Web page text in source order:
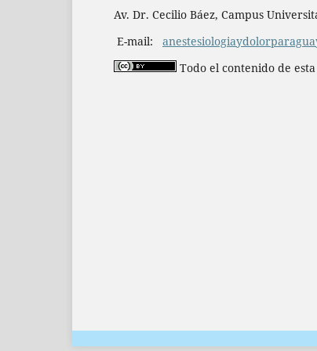
Av. Dr. Cecilio Báez, Campus
E-mail:
Todo el contenido de